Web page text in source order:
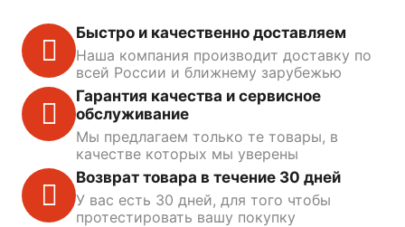
Быстро и качественно доставляем
Наша компания производит доставку по
всей России и ближнему зарубежью
Гарантия качества и сервисное
обслуживание
Мы предлагаем только те товары, в
качестве которых мы уверены
Возврат товара в течение 30 дней
У вас есть 30 дней, для того чтобы
протестировать вашу покупку